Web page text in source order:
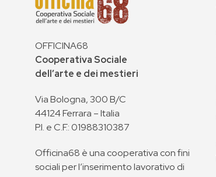
OFFICINA68
Cooperativa Sociale
dell’arte e dei mestieri
Via Bologna, 300 B/C
44124 Ferrara – Italia
P.I. e C.F.: 01988310387
Officina68 è una cooperativa con fini
sociali per l’inserimento lavorativo di